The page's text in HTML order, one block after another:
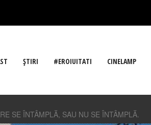
ŞTIRI #EROIUITATI CINELAMP
SE ÎNTÂMPLĂ, SAU NU SE ÎNTÂMPLĂ.